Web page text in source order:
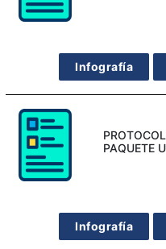
Infografía
PAQUETE
Infografía